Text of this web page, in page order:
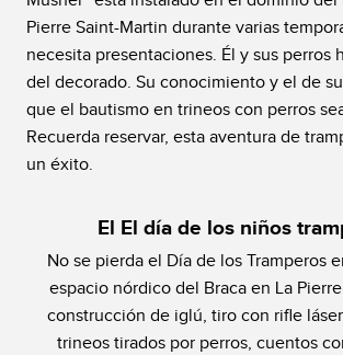
Pierre Saint-Martin durante varias
necesita presentaciones. Él y sus perros
del decorado. Su conocimiento y el de
que el bautismo en trineos con perros
Recuerda reservar, esta aventura de
un éxito.
El El día de los niños
No se pierda el Día de los Tramperos
espacio nórdico del Braca en La
construcción de iglú, tiro con rifle
trineos tirados por perros, cuentos